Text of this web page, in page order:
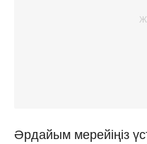
Әрдайым мерейіңіз